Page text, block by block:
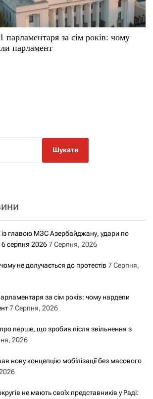
парламентаря за сім років: чому
парламент
із главою МЗС Азербайджану, удари по
6 серпня 20267 Серпня, 2026
не долучається до протестів 7 Серпня,
за сім років: чому нардепи
7 Серпня, 2026
перше, що зробив після звільнення з
2026
нову концепцію мобілізації без масового
не мають своїх представників у Раді: